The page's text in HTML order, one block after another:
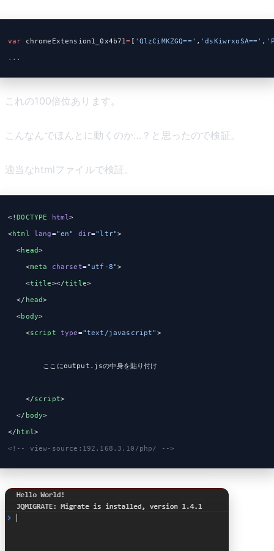
var chromeExtension1_0x4b71= [ 'QlzCiMKZGQ==' , 'dsKiwrxoSA==' ,
...
これの100倍位あります。
こんなんでほんとに動くのか…？と思ったので検証。
適当なhtmlファイルで検証。
<!DOCTYPE html>
<html lang="en" dir="ltr">
  <
head>
    <
meta charset="utf-8">
    <
title></title>
  </
head>
  <
body>
    <
script type="text/javascript" >
        ここにoutput.jsの中身を貼り付け
    </
script>
  </
body>
</html>
<!-- view-source:192.168.3.10/php/ -->